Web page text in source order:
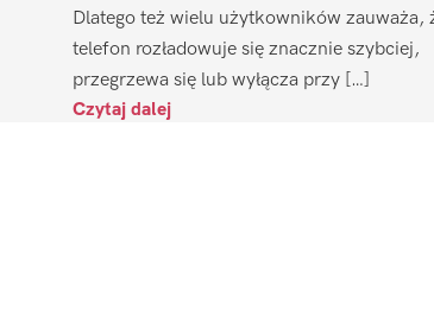
Dlatego też wielu użytkowników zauważa,
telefon rozładowuje się znacznie szybciej,
przegrzewa się lub wyłącza przy […]
Czytaj dalej